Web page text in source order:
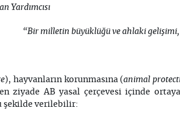
Yardımcısı
“Bir milletin büyüklüğü ve ahlaki
), hayvanların korunmasına (animal
ziyade AB yasal çerçevesi içinde
şekilde verilebilir: